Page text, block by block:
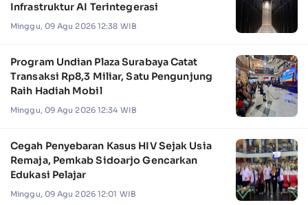
Infrastruktur AI Terintegerasi
Minggu, 09 Agu 2026 12:38 WIB
Program Undian Plaza Surabaya Catat
Transaksi Rp8,3 Miliar, Satu Pengunjung
Raih Hadiah Mobil
Minggu, 09 Agu 2026 12:34 WIB
Cegah Penyebaran Kasus HIV Sejak Usia
Remaja, Pemkab Sidoarjo Gencarkan
Edukasi Pelajar
Minggu, 09 Agu 2026 12:01 WIB